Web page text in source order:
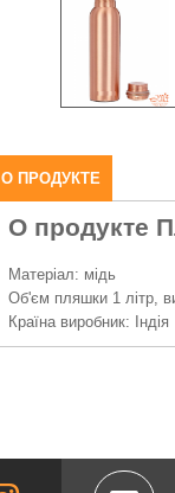
О ПРОДУКТЕ
О продукте
Матеріал: мідь
Об'єм пляшки 1 літр,
Країна виробник: Індія